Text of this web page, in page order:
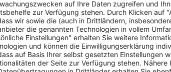
Städte wie Madrid und Barcelona in
Grunde sind unterschiedliche Regel-
dann ist Chaos vorprogrammiert."
Wenn für die Einfahrt in eine